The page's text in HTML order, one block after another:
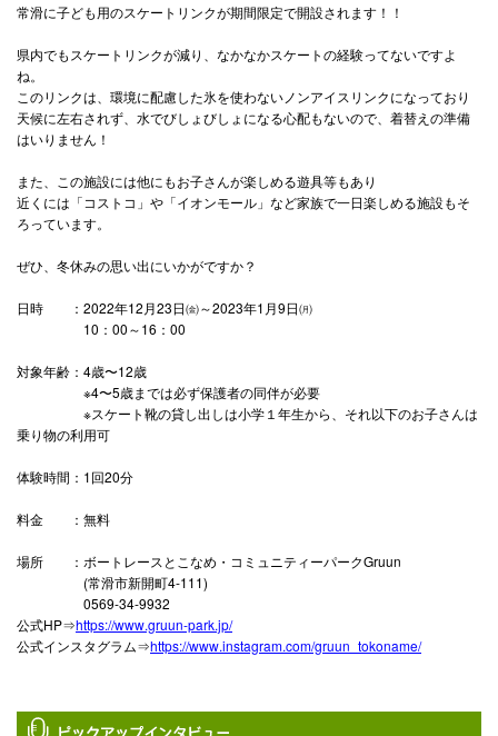
常滑に子ども用のスケートリンクが期間限定で開設されます！！
県内でもスケートリンクが減り、なかなかスケートの経験ってないですよ
ね。
このリンクは、環境に配慮した氷を使わないノンアイスリンクになっており
天候に左右されず、水でびしょびしょになる心配もないので、着替えの準備
はいりません！
また、この施設には他にもお子さんが楽しめる遊具等もあり
近くには「コストコ」や「イオンモール」など家族で一日楽しめる施設もそ
ろっています。
ぜひ、冬休みの思い出にいかがですか？
日時 ：2022年12月23日㈮～2023年1月9日㈪
10：00～16：00
対象年齢：4歳〜12歳
※4〜5歳までは必ず保護者の同伴が必要
※スケート靴の貸し出しは小学１年生から、それ以下のお子さんは
乗り物の利用可
体験時間：1回20分
料金 ：無料
場所 ：ボートレースとこなめ・コミュニティーパークGruun
(常滑市新開町4-111)
0569-34-9932
公式HP⇒https://www.gruun-park.jp/
公式インスタグラム⇒https://www.instagram.com/gruun_tokoname/